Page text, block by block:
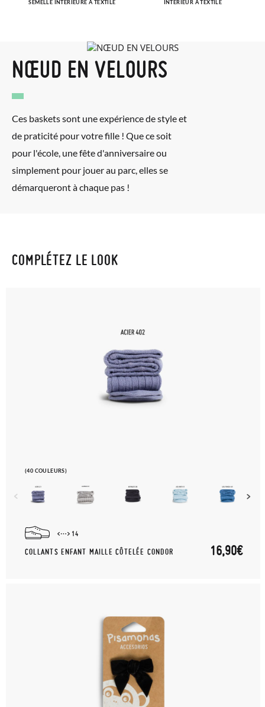
SEMELLE INTÉRIEURE À TEXTILE INTÉRIEUR À TEXTILE
NŒUD EN VELOURS
Ces baskets sont une expérience de style et
de praticité pour votre fille ! Que ce soit
pour l'école, une fête d'anniversaire ou
simplement pour jouer au parc, elles se
démarqueront à chaque pas !
COMPLÉTEZ LE LOOK
(40 COULEURS)
14
COLLANTS ENFANT MAILLE CÔTELÉE CONDOR 16,90€